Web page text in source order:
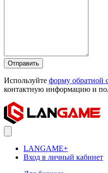
Отправить
Используйте форму обратной
контактную информацию и
LANGAME+
Вход в личный кабинет